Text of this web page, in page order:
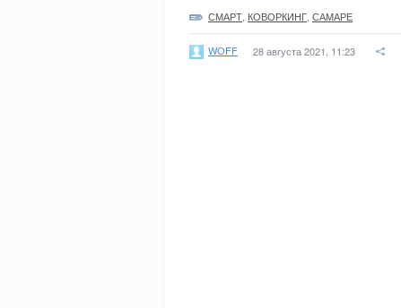
СМАРТ КОВОРКИНГ САМАРЕ
WOFF 28 августа 2021, 11:23